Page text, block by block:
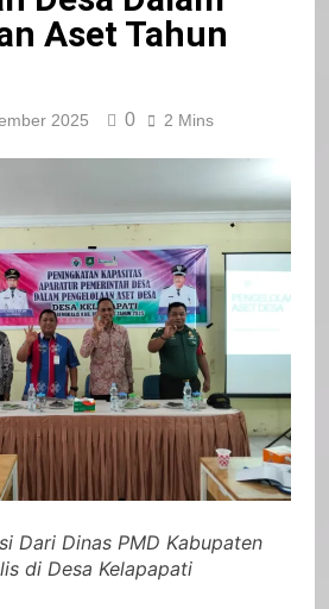
Aset Tahun
2025 0 2 Mins
Dari Dinas PMD Kabupaten
di Desa Kelapapati